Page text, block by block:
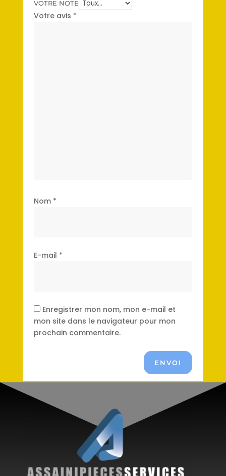
VOTRE NOTE
Votre avis *
Nom *
E-mail *
Enregistrer mon nom, mon e-mail et
mon site dans le navigateur pour mon
prochain commentaire.
ENVOI